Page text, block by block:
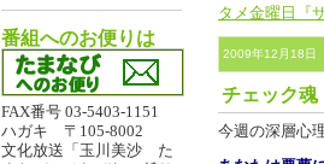
番組へのお便りは
FAX番号 03-5403-1151
ハガキ 〒105-8002
文化放送「玉川美沙 た
タメ金曜日『
2009年12月18日
チェック魂
今週の深層心